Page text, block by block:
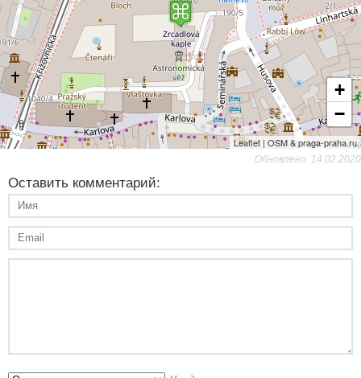
+
−
Leaflet | OSM & praga-praha.ru
Обновлено: 14.02.2020
Оставить комментарий: